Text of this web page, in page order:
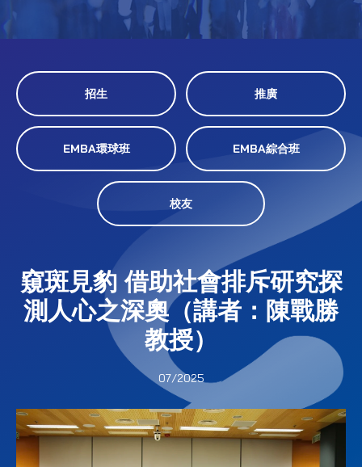
招生 推廣
EMBA環球班 EMBA綜合班
校友
窺斑見豹 借助社會排斥研究探
測人心之深奧（講者：陳戰勝
教授）
07/2025